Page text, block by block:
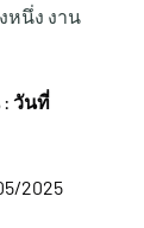
หนึ่ง งาน
: วันที่
2025